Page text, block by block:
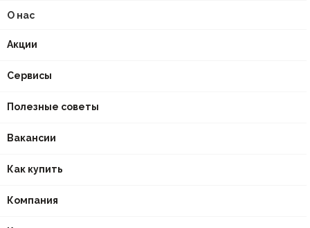
О нас
Акции
Сервисы
Полезные советы
Вакансии
Как купить
Компания